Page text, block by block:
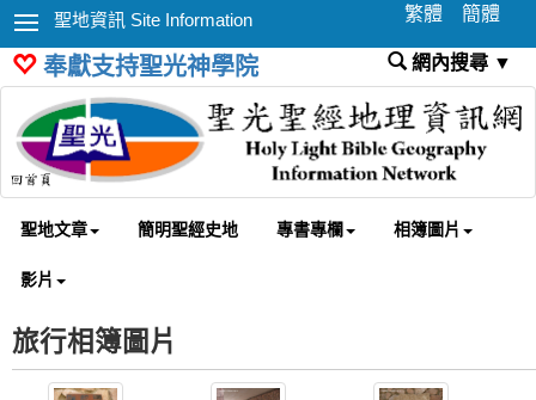
聖地資訊 Site Information 繁體 簡體
奉獻支持聖光神學院 網內搜尋 ▼
聖地文章 簡明聖經史地 專書專欄 相簿圖片
影片
旅行相簿圖片